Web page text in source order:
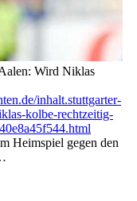
Wird Niklas
inhalt.stuttgarter-
kolbe-rechtzeitig-
Heimspiel gegen den